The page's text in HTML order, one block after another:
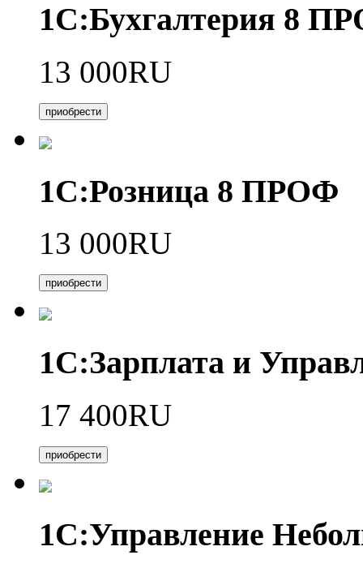
1С:Бухгалтерия 8
13 000RU
приобрести
1С:Розница 8 ПРОФ
13 000RU
приобрести
1С:Зарплата и
17 400RU
приобрести
1С:Управление